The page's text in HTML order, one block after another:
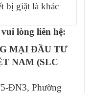
bị giặt là khác
lòng liên hệ:
MẠI ĐẦU TƯ
NAM (SLC
ĐN3, Phường